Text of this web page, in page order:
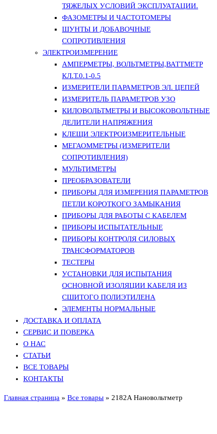
ТЯЖЕЛЫХ УСЛОВИЙ ЭКСПЛУАТАЦИИ.
ФАЗОМЕТРЫ И ЧАСТОТОМЕРЫ
ШУНТЫ И ДОБАВОЧНЫЕ
СОПРОТИВЛЕНИЯ
ЭЛЕКТРОИЗМЕРЕНИЕ
АМПЕРМЕТРЫ, ВОЛЬТМЕТРЫ,ВАТТМЕТР
КЛ.Т.0.1-0.5
ИЗМЕРИТЕЛИ ПАРАМЕТРОВ ЭЛ. ЦЕПЕЙ
ИЗМЕРИТЕЛЬ ПАРАМЕТРОВ УЗО
КИЛОВОЛЬТМЕТРЫ И ВЫСОКОВОЛЬТНЫЕ
ДЕЛИТЕЛИ НАПРЯЖЕНИЯ
КЛЕЩИ ЭЛЕКТРОИЗМЕРИТЕЛЬНЫЕ
МЕГАОММЕТРЫ (ИЗМЕРИТЕЛИ
СОПРОТИВЛЕНИЯ)
МУЛЬТИМЕТРЫ
ПРЕОБРАЗОВАТЕЛИ
ПРИБОРЫ ДЛЯ ИЗМЕРЕНИЯ ПАРАМЕТРОВ
ПЕТЛИ КОРОТКОГО ЗАМЫКАНИЯ
ПРИБОРЫ ДЛЯ РАБОТЫ С КАБЕЛЕМ
ПРИБОРЫ ИСПЫТАТЕЛЬНЫЕ
ПРИБОРЫ КОНТРОЛЯ СИЛОВЫХ
ТРАНСФОРМАТОРОВ
ТЕСТЕРЫ
УСТАНОВКИ ДЛЯ ИСПЫТАНИЯ
ОСНОВНОЙ ИЗОЛЯЦИИ КАБЕЛЯ ИЗ
СШИТОГО ПОЛИЭТИЛЕНА
ЭЛЕМЕНТЫ НОРМАЛЬНЫЕ
ДОСТАВКА И ОПЛАТА
СЕРВИС И ПОВЕРКА
О НАС
СТАТЬИ
ВСЕ ТОВАРЫ
КОНТАКТЫ
Главная страница » Все товары » 2182A Нановольтметр